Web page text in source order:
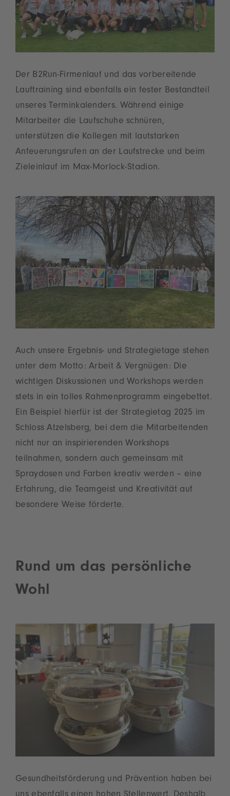
Der B2Run-Firmenlauf und das vorbereitende
Lauftraining sind ebenfalls ein fester Bestandteil
unseres Terminkalenders. Während einige
Mitarbeiter die Laufschuhe schnüren,
unterstützen die Kollegen mit lautstarken
Anfeuerungsrufen an der Laufstrecke und beim
Zieleinlauf im Max-Morlock-Stadion.
Auch unsere Ergebnis- und Strategietage stehen
unter dem Motto: Arbeit & Vergnügen: Die
wichtigen Diskussionen und Workshops werden
stets in ein tolles Rahmenprogramm eingebettet.
Ein Beispiel hierfür ist der Strategietag 2025 im
Schloss Atzelsberg, bei dem die Mitarbeitenden
nicht nur an inspirierenden Workshops
teilnahmen, sondern auch gemeinsam mit
Spraydosen und Farben kreativ werden – eine
Erfahrung, die Teamgeist und Kreativität auf
besondere Weise förderte.
Rund um das persönliche
Wohl
Gesundheitsförderung und Prävention haben bei